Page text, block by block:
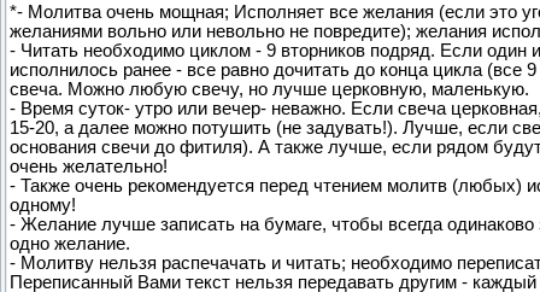
*- Молитва очень мощная; Исполняет все желания (если это
желаниями вольно или невольно не повредите); желания
- Читать необходимо циклом - 9 вторников подряд. Если один
исполнилось ранее - все равно дочитать до конца цикла (все
свеча. Можно любую свечу, но лучше церковную, маленькую.
- Время суток- утро или вечер- неважно. Если свеча
15-20, а далее можно потушить (не задувать!). Лучше, если
основания свечи до фитиля). А также лучше, если рядом
очень желательно!
- Также очень рекомендуется перед чтением молитв (любых)
одному!
- Желание лучше записать на бумаге, чтобы всегда
одно желание.
- Молитву нельзя распечачать и читать; необходимо
Переписанный Вами текст нельзя передавать другим -